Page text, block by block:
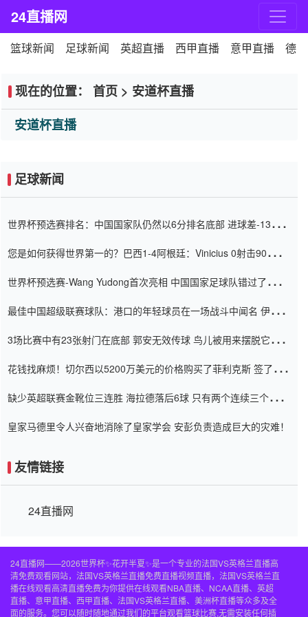
24直播网
篮球新闻 足球新闻 英超直播 西甲直播 意甲直播 德
现在的位置： 首页 > 安道杯直播
安道杯直播
足球新闻
世界杯预选赛排名：中国国家队仍然以6分排名底部 进球差-13令人
您是如何获得世界第一的？巴西1-4阿根廷：Vinicius 0射击90分钟
世界杯预选赛-Wang Yudong首次亮相 中国国家足球队错过了世界
最佳中国超级联赛球队：港口的年轻球员在一场战斗中闻名 伊万放
3场比赛中有23张射门在底部 郭安无效传球 鸟儿被用来摆脱它
花钱找麻烦！切尔西以5200万美元的价格购买了菲利克斯 签了7年
缺少英超联赛金靴位三连胜 海拉德落后6球 只有两个连续三个连续
皇家马德里令人兴奋地消除了皇家学会 安彭负责造成巨大的灾难！
友情链接
24直播网
24直播网——2026世界杯✨花开半夏✨是一个专业的法国VS英格兰直播高
清免费观看网站，法国VS英格兰直播免费直播视频直播，法国VS英格兰直
播在线观看高清直播免费为你提供在线观看NBA直播、NCAA直播、英超
直播、意甲直播、西甲直播、法国VS英格兰直播、美洲杯直播等众多及全
面的服务。您可以随时随地通过我们的平台观看篮球比赛,无需安装任何插